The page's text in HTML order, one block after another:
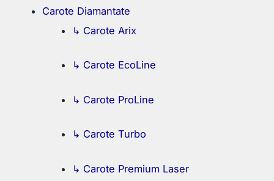
Carote Diamantate
↳ Carote Arix
↳ Carote EcoLine
↳ Carote ProLine
↳ Carote Turbo
↳ Carote Premium Laser